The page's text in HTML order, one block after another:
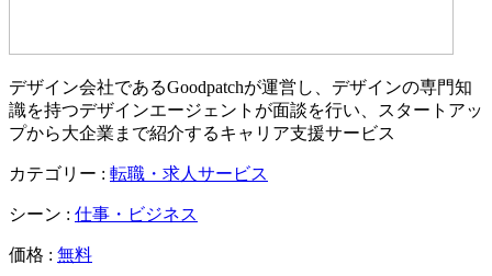
デザイン会社であるGoodpatchが運営し、デザインの専門知
識を持つデザインエージェントが面談を行い、スタートアッ
プから大企業まで紹介するキャリア支援サービス
カテゴリー : 転職・求人サービス
シーン : 仕事・ビジネス
価格 : 無料